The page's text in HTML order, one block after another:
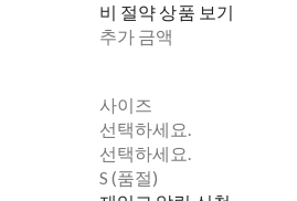
비 절약 상품 보기
추가 금액
사이즈
선택하세요.
선택하세요.
S (품절)